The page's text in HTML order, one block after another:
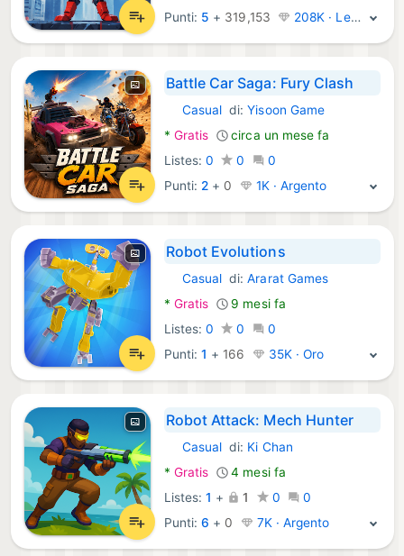
Punti: 5 + 319,153 208K · Leggenda
Battle Car Saga: Fury Clash
Android Giochi:
Casualdi:Yisoon Game
* Gratis
circa un mese fa
Listes:0 0
0
Punti: 2 + 0 1K · Argento
Robot Evolutions
Android Giochi:
Casualdi:Ararat Games
* Gratis
9 mesi fa
Listes:0 0
0
Punti: 1 + 166 35K · Oro
Robot Attack: Mech Hunter
Android Giochi:
Casualdi: Ki Chan
* Gratis
4 mesi fa
Listes:1 + 1 0
0
Punti: 6 + 0 7K · Argento